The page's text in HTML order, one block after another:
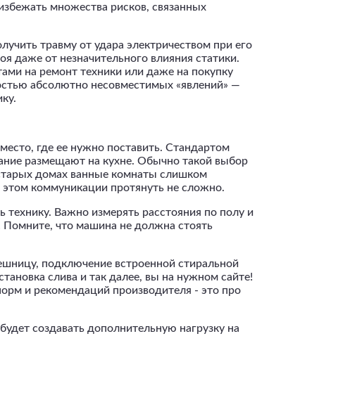
множества рисков, связанных
травму от удара электричеством при его
даже от незначительного влияния статики.
на ремонт техники или даже на покупку
абсолютно несовместимых «явлений» —
где ее нужно поставить. Стандартом
размещают на кухне. Обычно такой выбор
домах ванные комнаты слишком
коммуникации протянуть не сложно.
технику. Важно измерять расстояния по полу и
Помните, что машина не должна стоять
подключение встроенной стиральной
слива и так далее, вы на нужном сайте!
и рекомендаций производителя - это про
создавать дополнительную нагрузку на